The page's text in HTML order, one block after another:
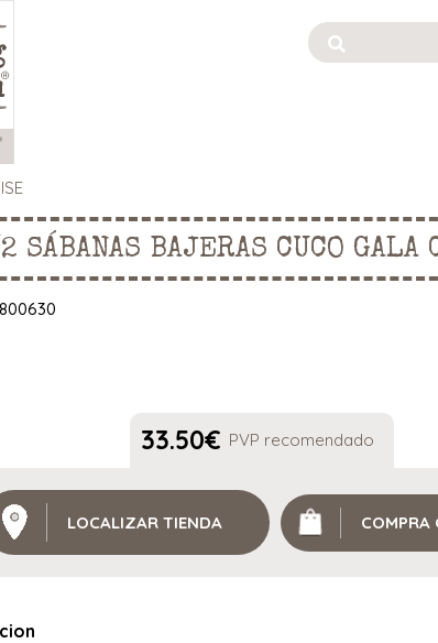
SÁBANAS BAJERAS CUCO GALA
33.50€ PVP recomendado
LOCALIZAR TIENDA COMPRA